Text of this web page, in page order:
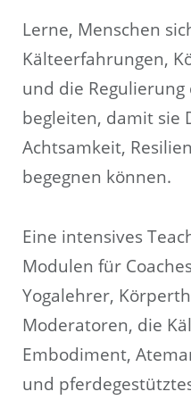
Lerne, Menschen
Kälteerfahrungen,
und die Regulierung
begleiten, damit sie
Achtsamkeit,
begegnen können.
Eine intensives
Modulen für
Yogalehrer,
Moderatoren, die
Embodiment,
und